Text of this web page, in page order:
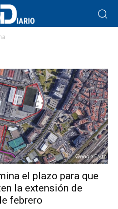
el plazo para que
la extensión de
febrero